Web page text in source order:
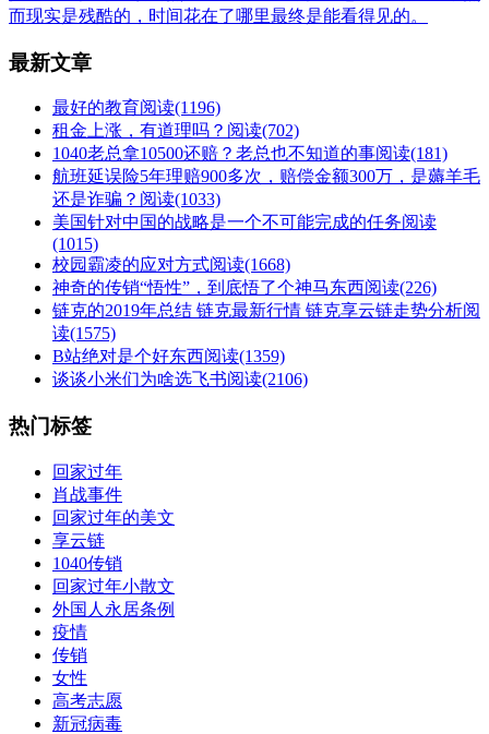
而现实是残酷的，时间花在了哪里最终是能看得见的。
最新文章
最好的教育阅读(1196)
租金上涨，有道理吗？ 阅读(702)
1040老总拿10500还赔？老总也不知道的事阅读(181)
航班延误险5年理赔900多次，赔偿金额300万，是薅羊毛
还是诈骗？ 阅读(1033)
美国针对中国的战略是一个不可能完成的任务阅读
(1015)
校园霸凌的应对方式阅读(1668)
神奇的传销“悟性”，到底悟了个神马东西阅读(226)
链克的2019年总结 链克最新行情 链克享云链走势分析阅
读(1575)
B站绝对是个好东西阅读(1359)
谈谈小米们为啥选飞书阅读(2106)
热门标签
回家过年
肖战事件
回家过年的美文
享云链
1040传销
回家过年小散文
外国人永居条例
疫情
传销
女性
高考志愿
新冠病毒